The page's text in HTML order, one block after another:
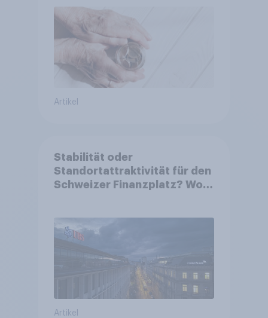
Akzeptanz
Artikel
Stabilität oder
Standortattraktivität für den
Schweizer Finanzplatz? Wo
von Grossbanken steht
Artikel